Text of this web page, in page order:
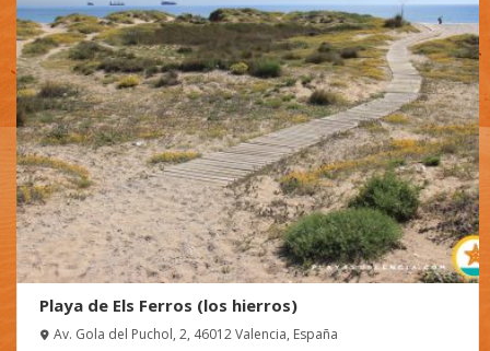
Playa de Els Ferros (los hierros)
Av. Gola del Puchol, 2, 46012 Valencia, España